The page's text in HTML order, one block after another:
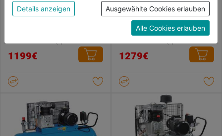
Kompressor BOY 330/10/20 W
0.0
von
Sternen.
1199€
Kompressor MEISTER
620/10/90 D
0.0
von
Sternen.
1279€
anzeigen" findest du alle Infos zu den
unterschiedlichen Cookies, unter "Cookies
Konfigurieren" kannst du auswählen, welche Cookies
du zulassen möchtest und welche nicht.
Weitere Informationen findest du in unserer
Datenschutzerklärung.
Details anzeigen Ausgewählte Cookies erlauben
Alle Cookies erlauben